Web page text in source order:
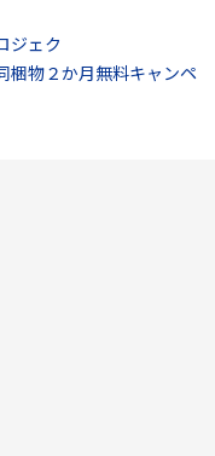
ジェク
料キャンペ